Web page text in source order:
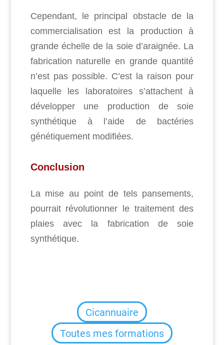
Cependant, le principal obstacle de la
commercialisation est la production à
grande échelle de la soie d’araignée. La
fabrication naturelle en grande quantité
n’est pas possible. C’est la raison pour
laquelle les laboratoires s’attachent à
développer une production de soie
synthétique à l’aide de bactéries
génétiquement modifiées.
Conclusion
La mise au point de tels pansements,
pourrait révolutionner le traitement des
plaies avec la fabrication de soie
synthétique.
Cicannuaire
Toutes mes formations